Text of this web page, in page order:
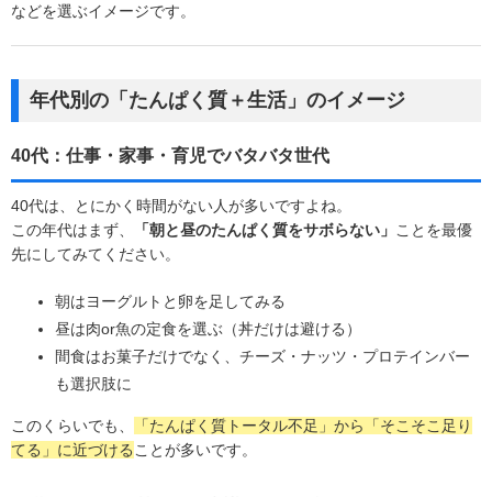
などを選ぶイメージです。
年代別の「たんぱく質＋生活」のイメージ
40代：仕事・家事・育児でバタバタ世代
40代は、とにかく時間がない人が多いですよね。
この年代はまず、
「朝と昼のたんぱく質をサボらない」 ことを最優
先にしてみてください。
朝はヨーグルトと卵を足してみる
昼は肉or魚の定食を選ぶ（丼だけは避ける）
間食はお菓子だけでなく、チーズ・ナッツ・プロテインバー
も選択肢に
このくらいでも、
「たんぱく質トータル不足」から「そこそこ足り
てる」に近づける ことが多いです。